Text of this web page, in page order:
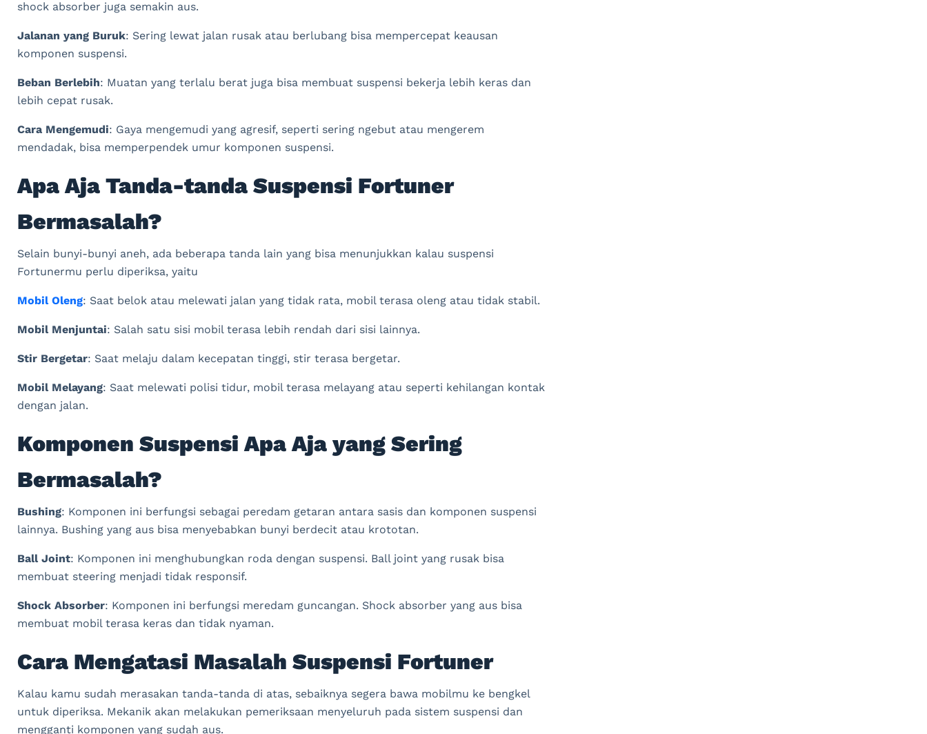
shock absorber juga semakin aus.
Jalanan yang Buruk: Sering lewat jalan rusak atau berlubang bisa mempercepat keausan
komponen suspensi.
Beban Berlebih: Muatan yang terlalu berat juga bisa membuat suspensi bekerja lebih keras dan
lebih cepat rusak.
Cara Mengemudi: Gaya mengemudi yang agresif, seperti sering ngebut atau mengerem
mendadak, bisa memperpendek umur komponen suspensi.
Apa Aja Tanda-tanda Suspensi Fortuner
Bermasalah?
Selain bunyi-bunyi aneh, ada beberapa tanda lain yang bisa menunjukkan kalau suspensi
Fortunermu perlu diperiksa, yaitu
Mobil Oleng: Saat belok atau melewati jalan yang tidak rata, mobil terasa oleng atau tidak stabil.
Mobil Menjuntai: Salah satu sisi mobil terasa lebih rendah dari sisi lainnya.
Stir Bergetar: Saat melaju dalam kecepatan tinggi, stir terasa bergetar.
Mobil Melayang: Saat melewati polisi tidur, mobil terasa melayang atau seperti kehilangan kontak
dengan jalan.
Komponen Suspensi Apa Aja yang Sering
Bermasalah?
Bushing: Komponen ini berfungsi sebagai peredam getaran antara sasis dan komponen suspensi
lainnya. Bushing yang aus bisa menyebabkan bunyi berdecit atau krototan.
Ball Joint: Komponen ini menghubungkan roda dengan suspensi. Ball joint yang rusak bisa
membuat steering menjadi tidak responsif.
Shock Absorber: Komponen ini berfungsi meredam guncangan. Shock absorber yang aus bisa
membuat mobil terasa keras dan tidak nyaman.
Cara Mengatasi Masalah Suspensi Fortuner
Kalau kamu sudah merasakan tanda-tanda di atas, sebaiknya segera bawa mobilmu ke bengkel
untuk diperiksa. Mekanik akan melakukan pemeriksaan menyeluruh pada sistem suspensi dan
mengganti komponen yang sudah aus.